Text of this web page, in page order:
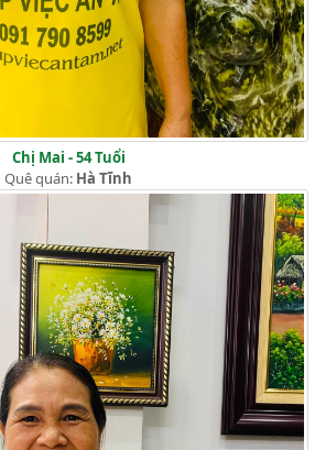
Chị Mai - 54 Tuổi
Quê quán: Hà Tĩnh